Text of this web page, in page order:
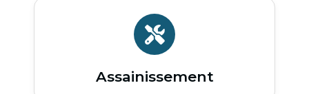
Assainissement